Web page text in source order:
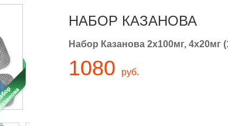
НАБОР КАЗАНОВА
Набор Казанова 2x100мг, 4x20мг
1080 руб.